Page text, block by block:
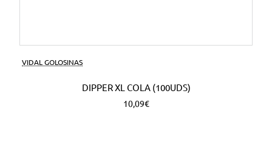
VIDAL GOLOSINAS
DIPPER XL COLA (100UDS)
10,09€